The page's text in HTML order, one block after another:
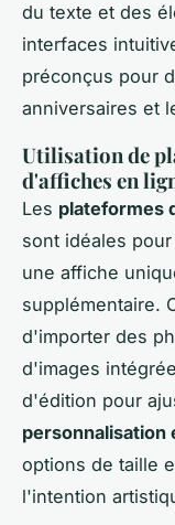
du texte et des
interfaces
préconçus pour
anniversaires et
Utilisation de
d'affiches en
Les plateformes
sont idéales
une affiche
supplémentaire.
d'importer des
d'images
d'édition pour
personnalisation
options de taille
l'intention